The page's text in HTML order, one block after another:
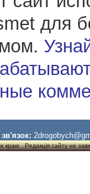
для
. Редакція сайту не